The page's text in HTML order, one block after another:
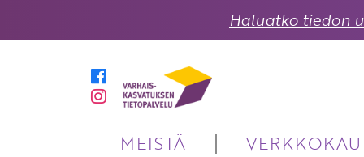
Haluatko tiedon
MEISTÄ